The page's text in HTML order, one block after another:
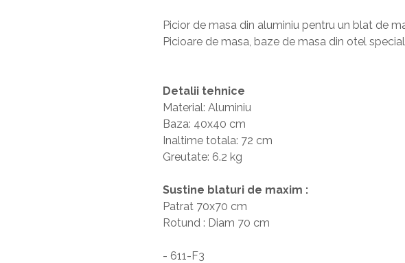
Picior de masa din aluminiu pentru un blat de
Picioare de masa, baze de masa din otel
Detalii tehnice
Material: Aluminiu
Baza: 40x40 cm
Inaltime totala: 72 cm
Greutate: 6.2 kg
Sustine blaturi de maxim :
Patrat 70x70 cm
Rotund : Diam 70 cm
- 611-F3